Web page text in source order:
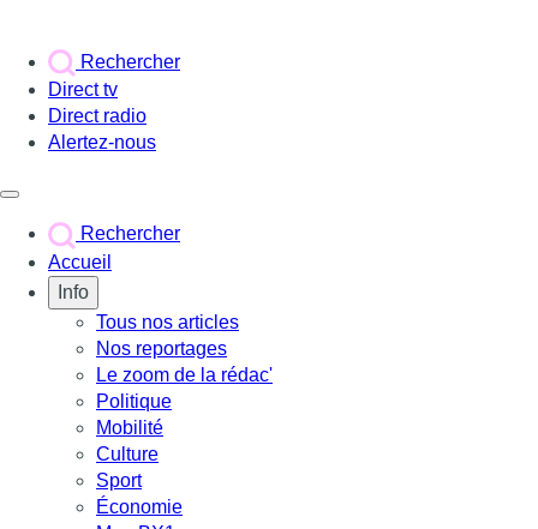
Rechercher
Direct tv
Direct radio
Alertez-nous
Rechercher
Accueil
Info
Tous nos articles
Nos reportages
Le zoom de la rédac'
Politique
Mobilité
Culture
Sport
Économie